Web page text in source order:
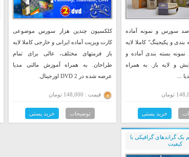
سورس و نمونه آماده
و پکیجینگ" کاملا لایه
نمونه بسته بندی آماده و
و لایه باز. به همراه
...
خرید پستی
کلکسیون چندین هزار سورس موضوعی
کارت ویزیت آماده ایرانی و خارجی کاملا لایه
باز فرمتهای مختلف، عالی برای تمام
طراحان. به همراه آموزش مالتی مدیا
عرضه شده در 2 DVD اورجینال.
قیمت : 148,000 تومان
توضیحات خرید پستی
گراندهای گرافیکی با
کیفیت